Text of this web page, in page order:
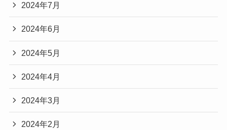
2024年7月
2024年6月
2024年5月
2024年4月
2024年3月
2024年2月